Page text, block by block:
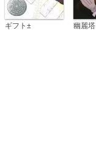
ギフト± 幽麗塔